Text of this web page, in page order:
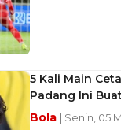
5 Kali Main
Padang Ini
Bola | Senin, 05